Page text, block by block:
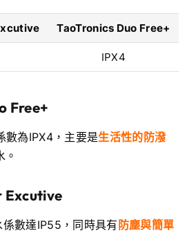
TaoTronics Duo Free+
IPX4
Free+
數為IPX4，主要是生活性的防潑
Excutive
數達IP55，同時具有 防塵與簡單